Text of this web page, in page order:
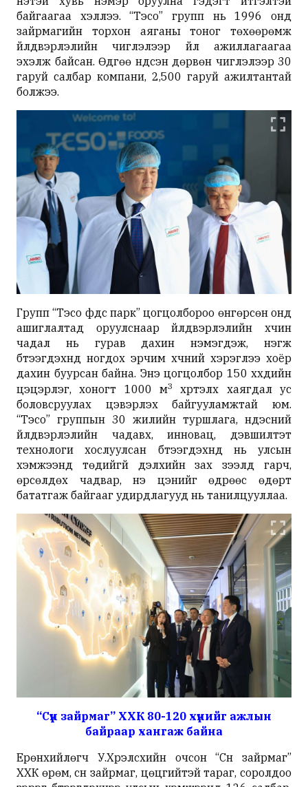
байгаагаа хэллээ. “Тэсо” групп нь 1996 онд
зайрмагийн торхон аяганы тоног төхөөрөмж
үйлдвэрлэлийн чиглэлээр үйл ажиллагаагаа
эхэлж байсан. Өдгөө үндсэн дөрвөн чиглэлээр 30
гаруй салбар компани, 2,500 гаруй ажилтантай
болжээ.
Групп “Тэсо фүүдс парк” цогцолбороо өнгөрсөн онд
ашиглалтад оруулснаар үйлдвэрлэлийн хүчин
чадал нь гурав дахин нэмэгдэж, нэгж
бүтээгдэхүүнд ногдох эрчим хүчний хэрэглээ хоёр
дахин буурсан байна. Энэ цогцолбор 150 хүүхдийн
цэцэрлэг, хоногт 1000 м3
хүртэлх хаягдал ус
боловсруулах цэвэрлэх байгууламжтай юм.
“Тэсо” группын 30 жилийн туршлага, үндэсний
үйлдвэрлэлийн чадавх, инновац, дэвшилтэт
технологи хослуулсан бүтээгдэхүүнүүд нь улсын
хэмжээнд төдийгүй дэлхийн зах зээлд гарч,
өрсөлдөх чадвар, үнэ цэнийг өдрөөс өдөрт
бататгаж байгааг удирдлагууд нь танилцууллаа.
“Сүүн зайрмаг” ХХК 80-120 хүнийг ажлын
байраар хангаж байна
Ерөнхийлөгч У.Хүрэлсүхийн очсон “Сүүн зайрмаг”
ХХК өрөм, сүүн зайрмаг, цөцгийтэй тараг, соролдоо